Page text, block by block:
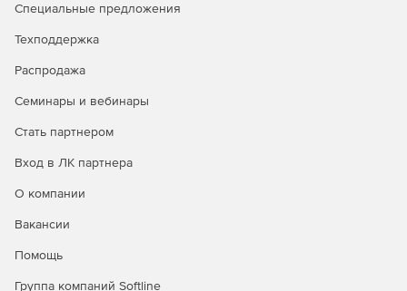
Специальные предложения
Техподдержка
Распродажа
Семинары и вебинары
Стать партнером
Вход в ЛК партнера
О компании
Вакансии
Помощь
Группа компаний Softline